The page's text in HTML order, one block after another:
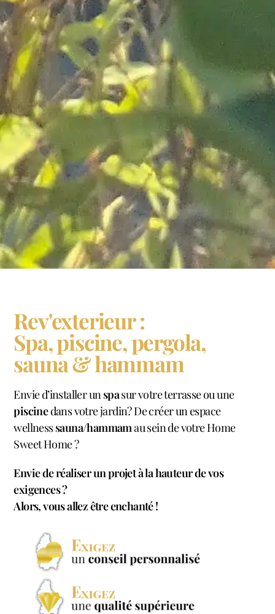
Rev'exterieur :
Spa, piscine, pergola,
sauna & hammam
Envie d’installer unspasur votre terrasse ou une
piscinedans votre jardin? De créer un espace
wellnesssauna/hammamau sein de votre Home
Sweet Home ?
Envie de réaliser un projet à la hauteur de vos
exigences ?
Alors, vous allez être enchanté !